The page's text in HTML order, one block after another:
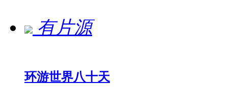
有片源
环游世界八十天